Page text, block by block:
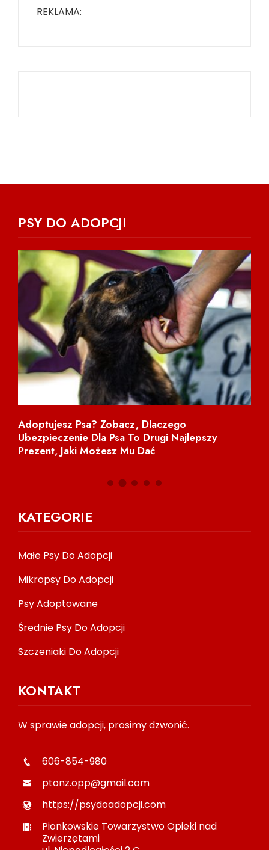
REKLAMA:
PSY DO ADOPCJI
Adoptujesz Psa? Zobacz, Dlaczego
Ubezpieczenie Dla Psa To Drugi Najlepszy
Prezent, Jaki Możesz Mu Dać
KATEGORIE
Małe Psy Do Adopcji
Mikropsy Do Adopcji
Psy Adoptowane
Średnie Psy Do Adopcji
Szczeniaki Do Adopcji
KONTAKT
W sprawie adopcji, prosimy dzwonić.
606-854-980
ptonz.opp@gmail.com
https://psydoadopcji.com
Pionkowskie Towarzystwo Opieki nad
Zwierzętami